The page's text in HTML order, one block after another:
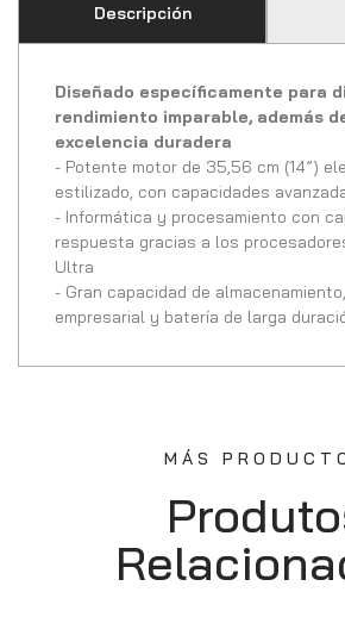
Descripción
Diseñado específicamente para
rendimiento imparable, además
excelencia duradera
- Potente motor de 35,56 cm (14”)
estilizado, con capacidades
- Informática y procesamiento con
respuesta gracias a los
Ultra
- Gran capacidad de
empresarial y batería de larga
MÁS